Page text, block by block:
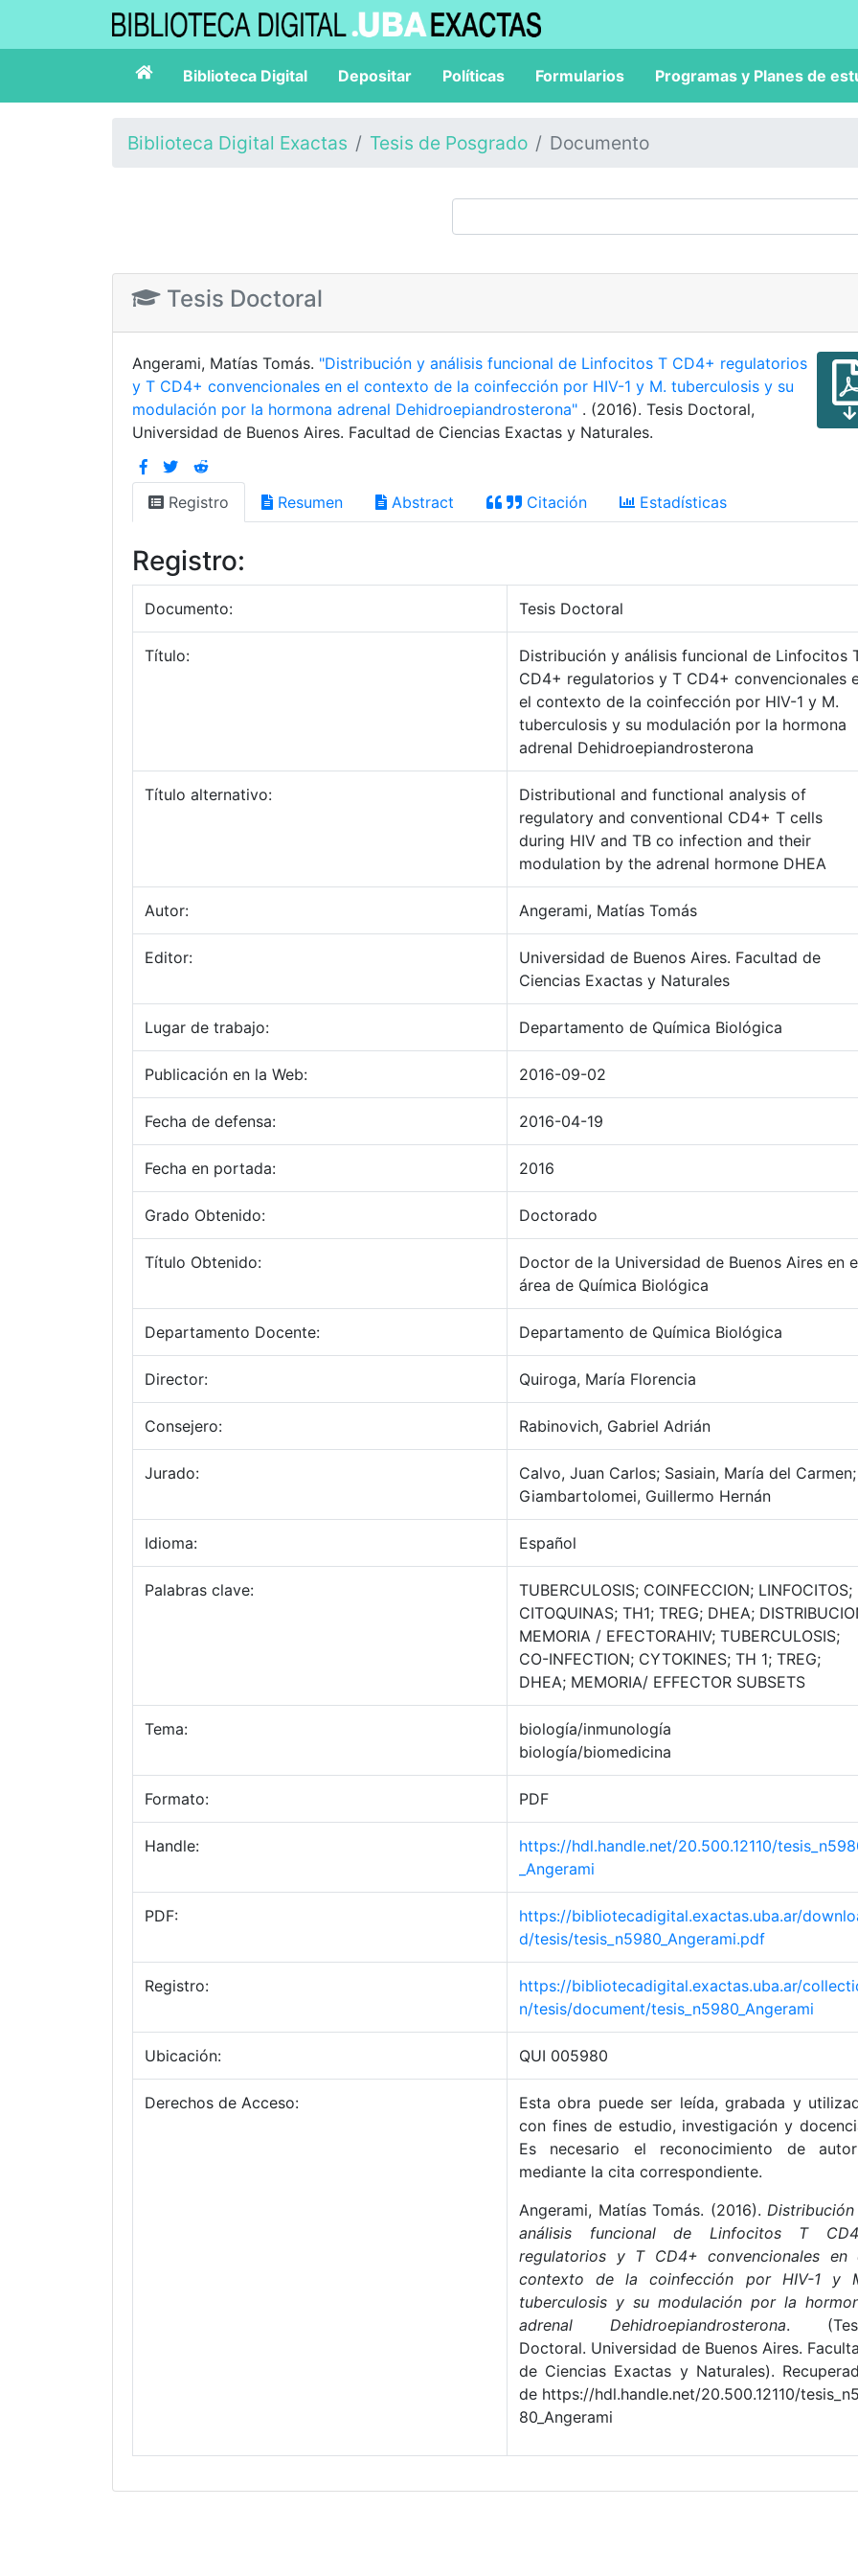
Biblioteca Digital Depositar Políticas Formularios Programas y Planes de
Biblioteca Digital Exactas Tesis de Posgrado Documento
Tesis Doctoral
Angerami, Matías Tomás. "Distribución y análisis funcional de Linfocitos T CD4+ regulatorios
y T CD4+ convencionales en el contexto de la coinfección por HIV-1 y M. tuberculosis y su
modulación por la hormona adrenal Dehidroepiandrosterona" . (2016). Tesis Doctoral,
Universidad de Buenos Aires. Facultad de Ciencias Exactas y Naturales.
Registro Resumen Abstract Citación Estadísticas
Registro:
Documento: Tesis Doctoral
Título:
Distribución y análisis funcional de Linfocitos
CD4+ regulatorios y T CD4+ convencionales
el contexto de la coinfección por HIV-1 y M.
tuberculosis y su modulación por la hormona
adrenal Dehidroepiandrosterona
Título alternativo:
Distributional and functional analysis of
regulatory and conventional CD4+ T cells
during HIV and TB co infection and their
modulation by the adrenal hormone DHEA
Autor: Angerami, Matías Tomás
Editor:
Universidad de Buenos Aires. Facultad de
Ciencias Exactas y Naturales
Lugar de trabajo: Departamento de Química Biológica
Publicación en la Web: 2016-09-02
Fecha de defensa: 2016-04-19
Fecha en portada: 2016
Grado Obtenido: Doctorado
Título Obtenido:
Doctor de la Universidad de Buenos Aires en
área de Química Biológica
Departamento Docente: Departamento de Química Biológica
Director: Quiroga, María Florencia
Consejero: Rabinovich, Gabriel Adrián
Jurado:
Calvo, Juan Carlos; Sasiain, María del Carmen;
Giambartolomei, Guillermo Hernán
Idioma: Español
Palabras clave:
TUBERCULOSIS; COINFECCION; LINFOCITOS;
CITOQUINAS; TH1; TREG; DHEA;
MEMORIA / EFECTORAHIV; TUBERCULOSIS;
CO-INFECTION; CYTOKINES; TH 1; TREG;
DHEA; MEMORIA/ EFFECTOR SUBSETS
Tema:
biología/inmunología
biología/biomedicina
Formato: PDF
Handle:
https://hdl.handle.net/20.500.12110/
_Angerami
PDF:
https://bibliotecadigital.exactas.uba.ar/
d/tesis/tesis_n5980_Angerami.pdf
Registro:
https://bibliotecadigital.exactas.uba.ar/
n/tesis/document/tesis_n5980_Angerami
Ubicación: QUI 005980
Derechos de Acceso:
Esta obra puede ser leída, grabada y
con fines de estudio, investigación y
Es necesario el reconocimiento de
mediante la cita correspondiente.
Angerami, Matías Tomás. (2016).
análisis funcional de Linfocitos T
regulatorios y T CD4+ convencionales en
contexto de la coinfección por HIV-1 y
tuberculosis y su modulación por la
adrenal Dehidroepiandrosterona.
Doctoral. Universidad de Buenos Aires.
de Ciencias Exactas y Naturales).
de https://hdl.handle.net/20.500.12110/
80_Angerami